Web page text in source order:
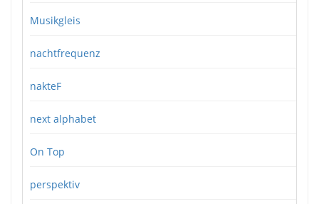
Musikgleis
nachtfrequenz
nakteF
next alphabet
On Top
perspektiv